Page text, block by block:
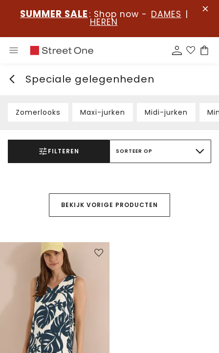
SUMMER SALE : Shop now - DAMES |
HEREN
Speciale gelegenheden
Zomerlooks Maxi-jurken Midi-jurken
FILTEREN SORTEER OP
BEKIJK VORIGE PRODUCTEN